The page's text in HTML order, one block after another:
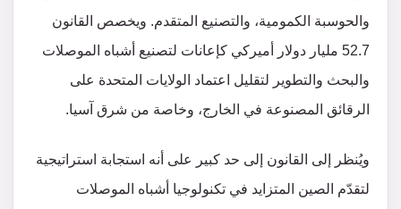
والحوسبة الكمومية، والتصنيع المتقدم. ويخصص القانون
52.7 مليار دولار أميركي كإعانات لتصنيع أشباه الموصلات
والبحث والتطوير لتقليل اعتماد الولايات المتحدة على
الرقائق المصنوعة في الخارج، وخاصة من شرق آسيا.
ويُنظر إلى القانون إلى حد كبير على أنه استجابة استراتيجية
لتقدّم الصين المتزايد في تكنولوجيا أشباه الموصلات